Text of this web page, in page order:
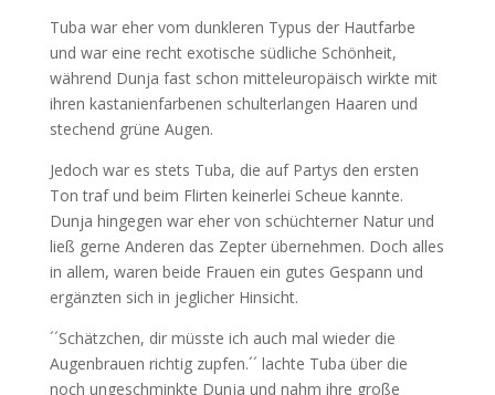
Tuba war eher vom dunkleren Typus der Hautfarbe
und war eine recht exotische südliche Schönheit,
während Dunja fast schon mitteleuropäisch wirkte mit
ihren kastanienfarbenen schulterlangen Haaren und
stechend grüne Augen.
Jedoch war es stets Tuba, die auf Partys den ersten
Ton traf und beim Flirten keinerlei Scheue kannte.
Dunja hingegen war eher von schüchterner Natur und
ließ gerne Anderen das Zepter übernehmen. Doch alles
in allem, waren beide Frauen ein gutes Gespann und
ergänzten sich in jeglicher Hinsicht.
´´Schätzchen, dir müsste ich auch mal wieder die
Augenbrauen richtig zupfen.´´ lachte Tuba über die
noch ungeschminkte Dunja und nahm ihre große